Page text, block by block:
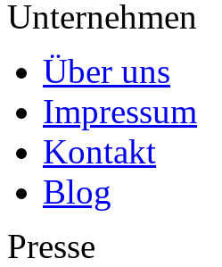
Unternehmen
Über uns
Impressum
Kontakt
Blog
Presse